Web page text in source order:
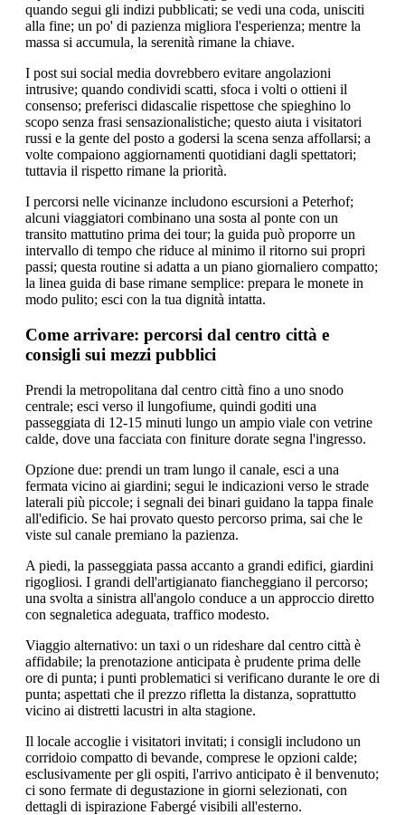
quando segui gli indizi pubblicati; se vedi una coda, unisciti
alla fine; un po' di pazienza migliora l'esperienza; mentre la
massa si accumula, la serenità rimane la chiave.
I post sui social media dovrebbero evitare angolazioni
intrusive; quando condividi scatti, sfoca i volti o ottieni il
consenso; preferisci didascalie rispettose che spieghino lo
scopo senza frasi sensazionalistiche; questo aiuta i visitatori
russi e la gente del posto a godersi la scena senza affollarsi; a
volte compaiono aggiornamenti quotidiani dagli spettatori;
tuttavia il rispetto rimane la priorità.
I percorsi nelle vicinanze includono escursioni a Peterhof;
alcuni viaggiatori combinano una sosta al ponte con un
transito mattutino prima dei tour; la guida può proporre un
intervallo di tempo che riduce al minimo il ritorno sui propri
passi; questa routine si adatta a un piano giornaliero compatto;
la linea guida di base rimane semplice: prepara le monete in
modo pulito; esci con la tua dignità intatta.
Come arrivare: percorsi dal centro città e
consigli sui mezzi pubblici
Prendi la metropolitana dal centro città fino a uno snodo
centrale; esci verso il lungofiume, quindi goditi una
passeggiata di 12-15 minuti lungo un ampio viale con vetrine
calde, dove una facciata con finiture dorate segna l'ingresso.
Opzione due: prendi un tram lungo il canale, esci a una
fermata vicino ai giardini; segui le indicazioni verso le strade
laterali più piccole; i segnali dei binari guidano la tappa finale
all'edificio. Se hai provato questo percorso prima, sai che le
viste sul canale premiano la pazienza.
A piedi, la passeggiata passa accanto a grandi edifici, giardini
rigogliosi. I grandi dell'artigianato fiancheggiano il percorso;
una svolta a sinistra all'angolo conduce a un approccio diretto
con segnaletica adeguata, traffico modesto.
Viaggio alternativo: un taxi o un rideshare dal centro città è
affidabile; la prenotazione anticipata è prudente prima delle
ore di punta; i punti problematici si verificano durante le ore di
punta; aspettati che il prezzo rifletta la distanza, soprattutto
vicino ai distretti lacustri in alta stagione.
Il locale accoglie i visitatori invitati; i consigli includono un
corridoio compatto di bevande, comprese le opzioni calde;
esclusivamente per gli ospiti, l'arrivo anticipato è il benvenuto;
ci sono fermate di degustazione in giorni selezionati, con
dettagli di ispirazione Fabergé visibili all'esterno.